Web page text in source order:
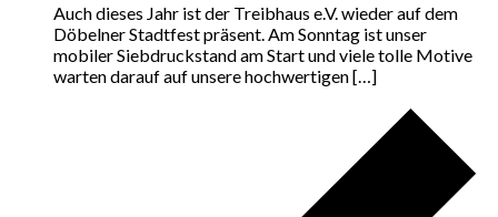
Auch dieses Jahr ist der Treibhaus e.V. wieder auf dem
Döbelner Stadtfest präsent. Am Sonntag ist unser
mobiler Siebdruckstand am Start und viele tolle Motive
warten darauf auf unsere hochwertigen […]